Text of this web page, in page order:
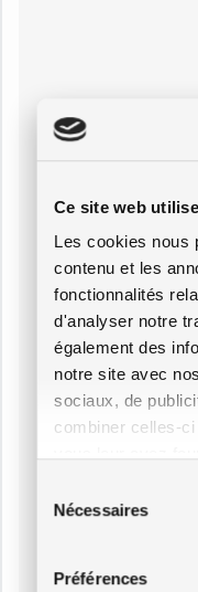
Ce site web
Les cookies nous
contenu et les
fonctionnalités
d'analyser notre
également des
notre site avec
sociaux, de
combiner celles-
Nécessaires
Préférences